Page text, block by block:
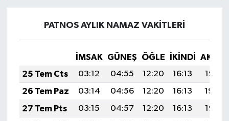
PATNOS AYLIK NAMAZ VAKITLERI
İMSAK GÜNEŞ ÖĞLE İKINDI
25 Tem Cts
03:12 04:55 12:20 16:13
19:35
26 Tem Paz
03:14 04:56 12:20 16:13
19:34
27 Tem Pts
03:15 04:57 12:20 16:13
19:33